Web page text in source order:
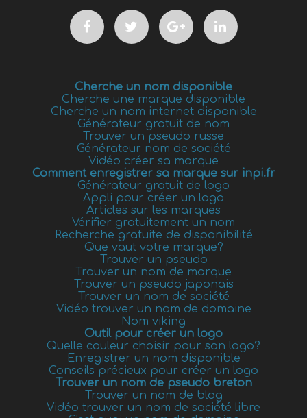
Cherche un nom disponible
Cherche une marque disponible
Cherche un nom internet disponible
Générateur gratuit de nom
Trouver un pseudo russe
Générateur nom de société
Vidéo créer sa marque
Comment enregistrer sa marque sur inpi.fr
Générateur gratuit de logo
Appli pour créer un logo
Articles sur les marques
Vérifier gratuitement un nom
Recherche gratuite de disponibilité
Que vaut votre marque?
Trouver un pseudo
Trouver un nom de marque
Trouver un pseudo japonais
Trouver un nom de société
Vidéo trouver un nom de domaine
Nom viking
Outil pour créer un logo
Quelle couleur choisir pour son logo?
Enregistrer un nom disponible
Conseils précieux pour créer un logo
Trouver un nom de pseudo breton
Trouver un nom de blog
Vidéo trouver un nom de société libre